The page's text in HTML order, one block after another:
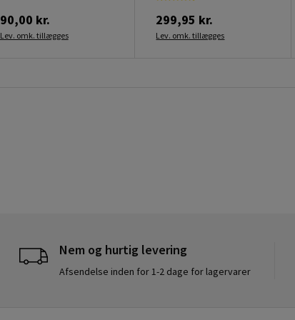
90,00 kr.
Lev. omk. tillægges
299,95 kr.
Lev. omk. tillægges
Nem og hurtig levering
Afsendelse inden for 1-2 dage for lagervarer